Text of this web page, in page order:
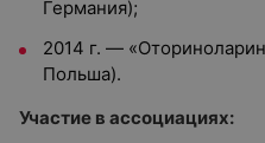
Германия);
2014 г. —
Польша).
Участие в ассоциациях: